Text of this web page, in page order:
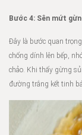
Bước 4: Sên mứt
Đây là bước quan
chống dính lên bếp,
chảo. Khi thấy gừng
đường trắng kết tinh